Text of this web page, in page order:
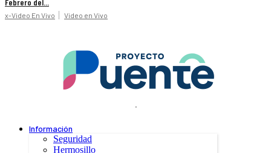
Febrero del...
x-Video En Vivo Video en Vivo
.
Información
Seguridad
Hermosillo